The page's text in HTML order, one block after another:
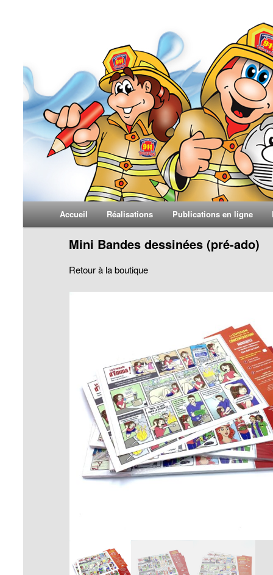
Yvon Larosé
Aller au contenu principal
Aller au contenu secondaire
Accueil Réalisations Publications en ligne
Mini Bandes dessinées (pré-ado)
Retour à la boutique